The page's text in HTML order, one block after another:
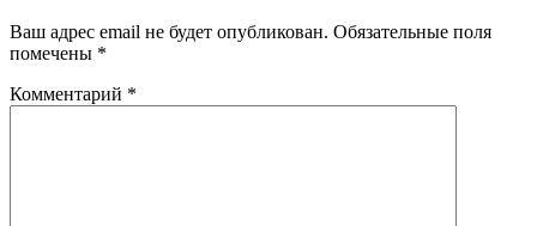
Ваш адрес email не будет опубликован. Обязательные поля
помечены *
Комментарий *